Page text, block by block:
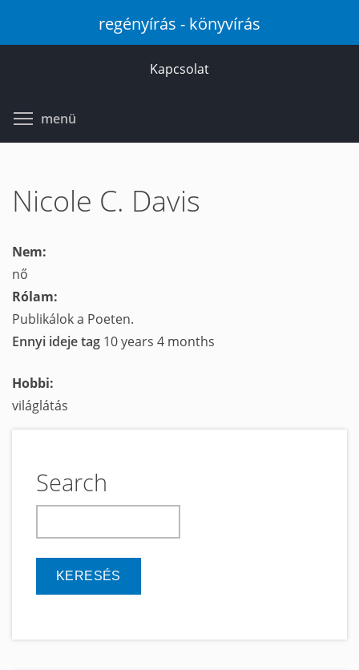
regényírás - könyvírás
Kapcsolat
menü
Nicole C. Davis
Nem:
nő
Rólam:
Publikálok a Poeten.
Ennyi ideje tag 10 years 4 months
Hobbi:
világlátás
Search